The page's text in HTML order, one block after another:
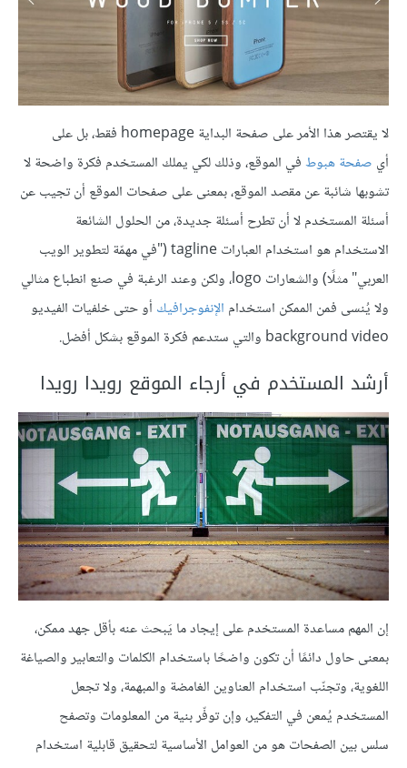
لا يقتصر هذا الأمر على صفحة البداية homepage فقط، بل على
أي صفحة هبوطفي الموقع، وذلك لكي يملك المستخدم فكرة واضحة لا
تشوبها شائبة عن مقصد الموقع، بمعنى على صفحات الموقع أن تجيب عن
أسئلة المستخدم لا أن تطرح أسئلة جديدة، من الحلول الشائعة
الاستخدام هو استخدام العبارات tagline ("في مهمّة لتطوير الويب
العربي" مثلًا) والشعارات logo، ولكن وعند الرغبة في صنع انطباع مثالي
ولا يُنسى فمن الممكن استخدام الإنفوجرافيك أو حتى خلفيات الفيديو
background video والتي ستدعم فكرة الموقع بشكل أفضل.
أرشد المستخدم في أرجاء الموقع رويدا رويدا
إن المهم مساعدة المستخدم على إيجاد ما يَبحث عنه بأقل جهد ممكن،
بمعنى حاول دائمًا أن تكون واضحًا باستخدام الكلمات والتعابير والصياغة
اللغوية، وتجنّب استخدام العناوين الغامضة والمبهمة، ولا تجعل
المستخدم يُمعن في التفكير، وإن توفّر بنية من المعلومات وتصفح
سلس بين الصفحات هو من العوامل الأساسية لتحقيق قابلية استخدام